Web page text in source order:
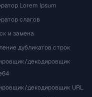
Lorem Ipsum
слагов
и замена
дубликатов строк
декодировщик
декодировщик URL